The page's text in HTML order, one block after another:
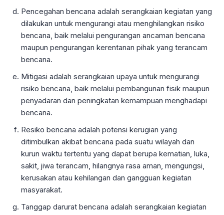
Pencegahan bencana adalah serangkaian kegiatan yang
dilakukan untuk mengurangi atau menghilangkan risiko
bencana, baik melalui pengurangan ancaman bencana
maupun pengurangan kerentanan pihak yang terancam
bencana.
Mitigasi adalah serangkaian upaya untuk mengurangi
risiko bencana, baik melalui pembangunan fisik maupun
penyadaran dan peningkatan kemampuan menghadapi
bencana.
Resiko bencana adalah potensi kerugian yang
ditimbulkan akibat bencana pada suatu wilayah dan
kurun waktu tertentu yang dapat berupa kematian, luka,
sakit, jiwa terancam, hilangnya rasa aman, mengungsi,
kerusakan atau kehilangan dan gangguan kegiatan
masyarakat.
Tanggap darurat bencana adalah serangkaian kegiatan